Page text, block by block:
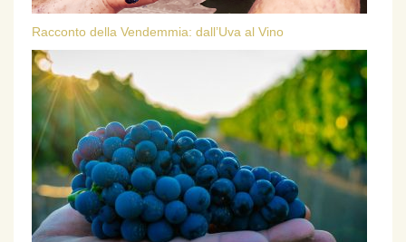
Racconto della Vendemmia: dall’Uva al Vino